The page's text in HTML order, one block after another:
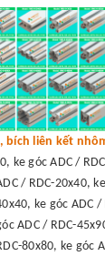
bích liên kết
ke góc ADC /
/ RDC-20x40,
ke góc ADC /
ADC / RDC-
80x80, ke góc